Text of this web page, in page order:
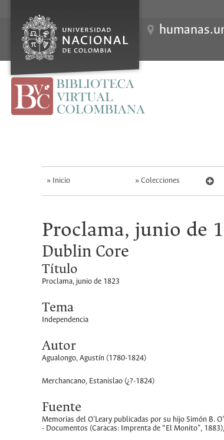
Inicio Colecciones
Proclama, junio de
Dublin Core
Título
Proclama, junio de 1823
Tema
Independencia
Autor
Agualongo, Agustín (1780-1824)
Merchancano, Estanislao (¿?-1824)
Fuente
Memorias del O’Leary publicadas por su hijo Simón B.
- Documentos (Caracas: Imprenta de “El Monito”,